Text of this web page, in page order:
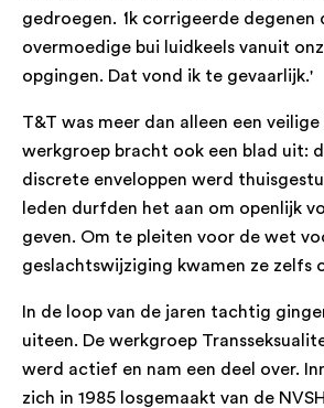
gedroegen. ‘Ik corrigeerde degenen
overmoedige bui luidkeels vanuit
opgingen. Dat vond ik te gevaarlijk.'
T&T was meer dan alleen een
werkgroep bracht ook een blad uit:
discrete enveloppen werd
leden durfden het aan om openlijk
geven. Om te pleiten voor de wet
geslachtswijziging kwamen ze zelfs
In de loop van de jaren tachtig
uiteen. De werkgroep
werd actief en nam een deel over.
zich in 1985 losgemaakt van de